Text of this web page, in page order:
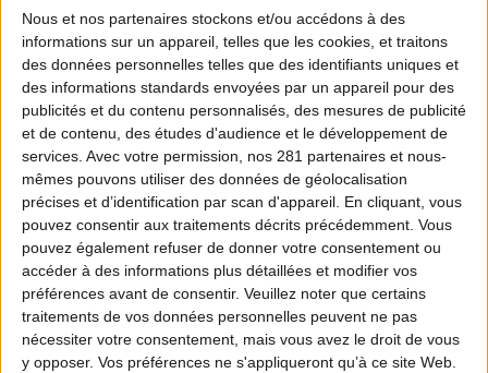
Nous et nos partenaires stockons et/ou accédons à des
informations sur un appareil, telles que les cookies, et traitons
des données personnelles telles que des identifiants uniques et
des informations standards envoyées par un appareil pour des
publicités et du contenu personnalisés, des mesures de publicité
et de contenu, des études d'audience et le développement de
services. Avec votre permission, nos 281 partenaires et nous-
mêmes pouvons utiliser des données de géolocalisation
précises et d’identification par scan d'appareil. En cliquant, vous
pouvez consentir aux traitements décrits précédemment. Vous
pouvez également refuser de donner votre consentement ou
accéder à des informations plus détaillées et modifier vos
préférences avant de consentir. Veuillez noter que certains
traitements de vos données personnelles peuvent ne pas
nécessiter votre consentement, mais vous avez le droit de vous
y opposer. Vos préférences ne s'appliqueront qu’à ce site Web.